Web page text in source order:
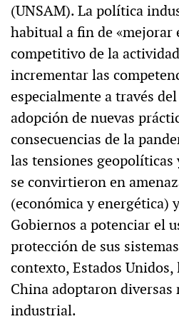
(UNSAM). La política
habitual a fin de «mejorar
competitivo de la
incrementar las
especialmente a través
adopción de nuevas
consecuencias de la
las tensiones
se convirtieron en
(económica y energética)
Gobiernos a potenciar el
protección de sus
contexto, Estados
China adoptaron diversas
industrial.